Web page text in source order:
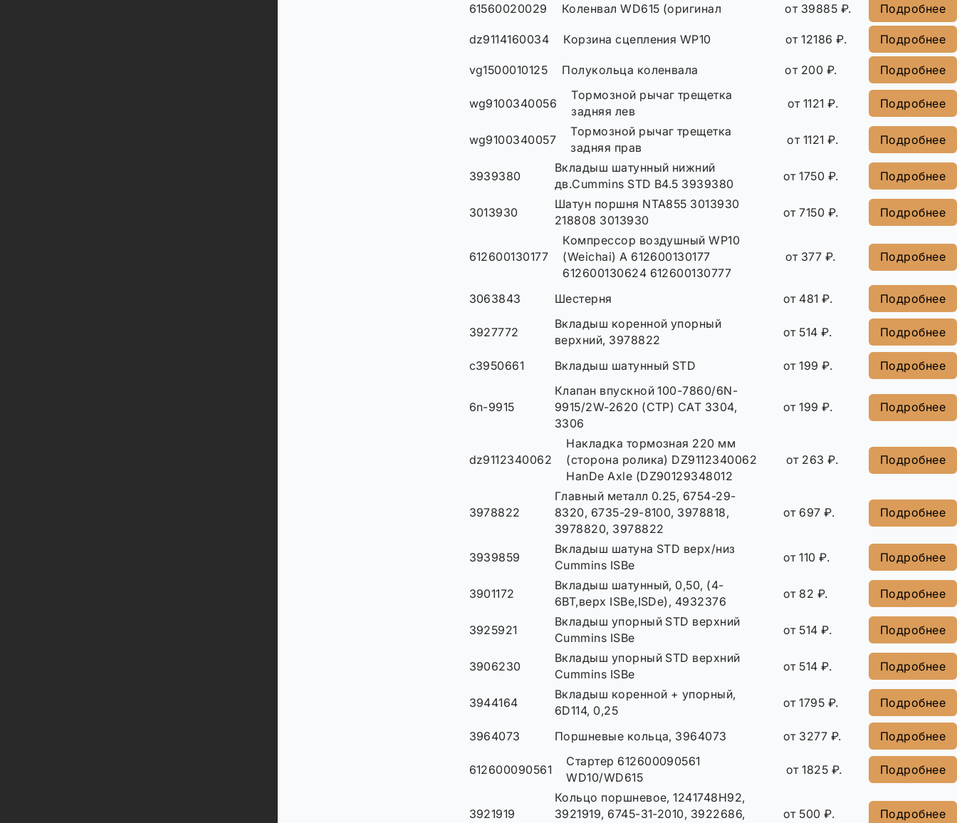
61560020029 Коленвал WD615 (оригинал от 39885 ₽. Подробнее
dz9114160034 Корзина сцепления WP10 от 12186 ₽. Подробнее
vg1500010125 Полукольца коленвала от 200 ₽. Подробнее
wg9100340056
Тормозной рычаг трещетка
задняя лев
от 1121 ₽. Подробнее
wg9100340057
Тормозной рычаг трещетка
задняя прав
от 1121 ₽. Подробнее
3939380
Вкладыш шатунный нижний
дв.Cummins STD B4.5 3939380
от 1750 ₽. Подробнее
3013930
Шатун поршня NTA855 3013930
218808 3013930
от 7150 ₽. Подробнее
612600130177
Компрессор воздушный WP10
(Weichai) A 612600130177
612600130624 612600130777
от 377 ₽. Подробнее
3063843 Шестерня от 481 ₽. Подробнее
3927772
Вкладыш коренной упорный
верхний, 3978822
от 514 ₽. Подробнее
c3950661 Вкладыш шатунный STD от 199 ₽. Подробнее
6n-9915
Клапан впускной 100-7860/6N-
9915/2W-2620 (CTP) CAT 3304,
3306
от 199 ₽. Подробнее
dz9112340062
Накладка тормозная 220 мм
(сторона ролика) DZ9112340062
HanDe Axle (DZ90129348012
от 263 ₽. Подробнее
3978822
Главный металл 0.25, 6754-29-
8320, 6735-29-8100, 3978818,
3978820, 3978822
от 697 ₽. Подробнее
3939859
Вкладыш шатуна STD верх/низ
Cummins ISBe
от 110 ₽. Подробнее
3901172
Вкладыш шатунный, 0,50, (4-
6ВТ,верх ISBe,ISDe), 4932376
от 82 ₽. Подробнее
3925921
Вкладыш упорный STD верхний
Cummins ISBe
от 514 ₽. Подробнее
3906230
Вкладыш упорный STD верхний
Cummins ISBe
от 514 ₽. Подробнее
3944164
Вкладыш коренной + упорный,
6D114, 0,25
от 1795 ₽. Подробнее
3964073 Поршневые кольца, 3964073 от 3277 ₽. Подробнее
612600090561
Стартер 612600090561
WD10/WD615
от 1825 ₽. Подробнее
3921919
Кольцо поршневое, 1241748H92,
3921919, 6745-31-2010, 3922686,
от 500 ₽. Подробнее